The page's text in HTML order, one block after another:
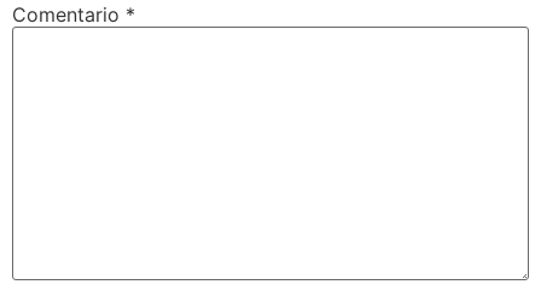
Comentario *